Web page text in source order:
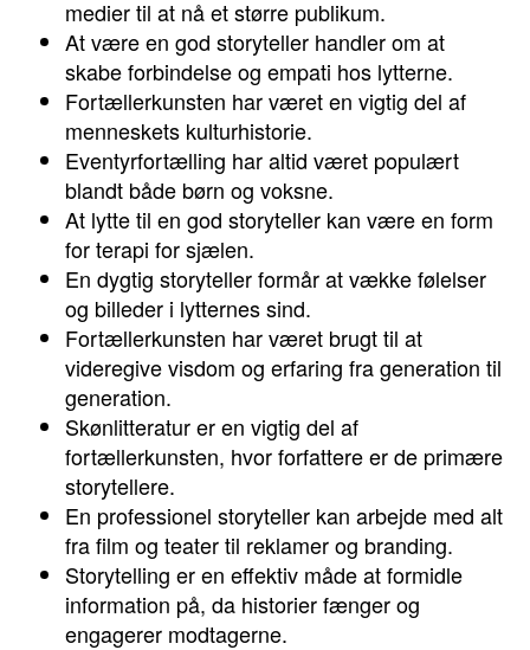
medier til at nå et større publikum.
At være en god storyteller handler om at
skabe forbindelse og empati hos lytterne.
Fortællerkunsten har været en vigtig del af
menneskets kulturhistorie.
Eventyrfortælling har altid været populært
blandt både børn og voksne.
At lytte til en god storyteller kan være en form
for terapi for sjælen.
En dygtig storyteller formår at vække følelser
og billeder i lytternes sind.
Fortællerkunsten har været brugt til at
videregive visdom og erfaring fra generation til
generation.
Skønlitteratur er en vigtig del af
fortællerkunsten, hvor forfattere er de primære
storytellere.
En professionel storyteller kan arbejde med alt
fra film og teater til reklamer og branding.
Storytelling er en effektiv måde at formidle
information på, da historier fænger og
engagerer modtagerne.